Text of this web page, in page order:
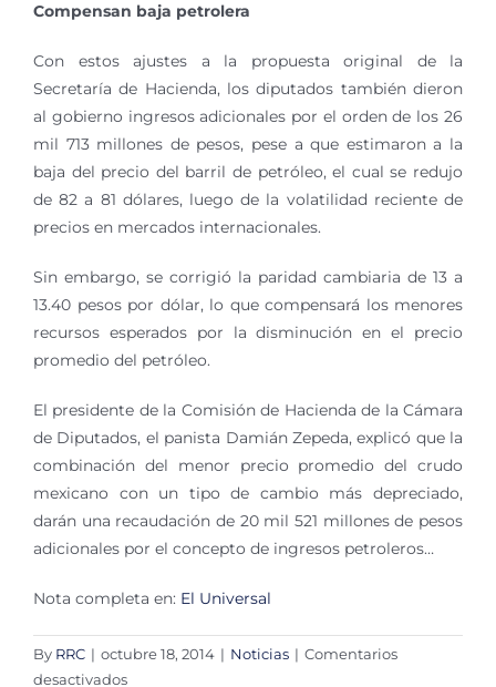
Compensan baja petrolera
Con estos ajustes a la propuesta original de la
Secretaría de Hacienda, los diputados también dieron
al gobierno ingresos adicionales por el orden de los 26
mil 713 millones de pesos, pese a que estimaron a la
baja del precio del barril de petróleo, el cual se redujo
de 82 a 81 dólares, luego de la volatilidad reciente de
precios en mercados internacionales.
Sin embargo, se corrigió la paridad cambiaria de 13 a
13.40 pesos por dólar, lo que compensará los menores
recursos esperados por la disminución en el precio
promedio del petróleo.
El presidente de la Comisión de Hacienda de la Cámara
de Diputados, el panista Damián Zepeda, explicó que la
combinación del menor precio promedio del crudo
mexicano con un tipo de cambio más depreciado,
darán una recaudación de 20 mil 521 millones de pesos
adicionales por el concepto de ingresos petroleros…
Nota completa en: El Universal
By RRC | octubre 18, 2014 | Noticias | Comentarios
desactivadosen